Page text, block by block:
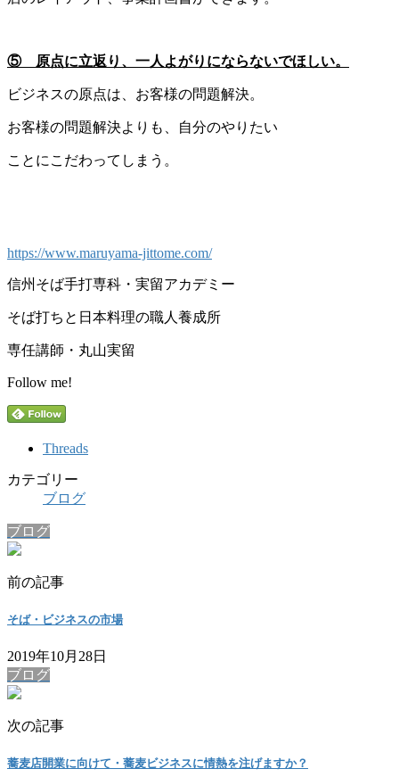
⑤ 原点に立返り、一人よがりにならないでほしい。
ビジネスの原点は、お客様の問題解決。
お客様の問題解決よりも、自分のやりたい
ことにこだわってしまう。
https://www.maruyama-jittome.com/
信州そば手打専科・実留アカデミー
そば打ちと日本料理の職人養成所
専任講師・丸山実留
Follow me!
Threads
カテゴリー
ブログ
ブログ
前の記事
そば・ビジネスの市場
2019年10月28日
ブログ
次の記事
蕎麦店開業に向けて・蕎麦ビジネスに情熱を注げますか？